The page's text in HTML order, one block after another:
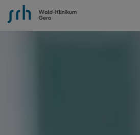
SRH Wald-Klinikum Gera